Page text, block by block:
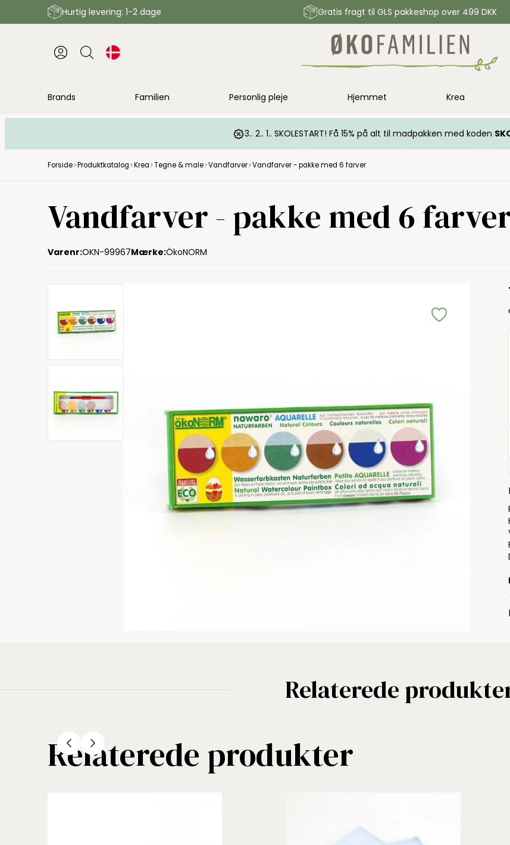
Hurtig levering: 1-2 dage Gratis fragt til GLS pakkeshop over 499 DKK
Brands Familien Personlig pleje Hjemmet Krea
3.. 2.. 1.. SKOLESTART! Få 15% på alt til madpakken med koden
Forside Produktkatalog Krea Tegne & male Vandfarver Vandfarver - pakke med 6 farver
Vandfarver - pakke med 6
Varenr:OKN-99967Mærke:ÖkoNORM
Relaterede
Relaterede produkter